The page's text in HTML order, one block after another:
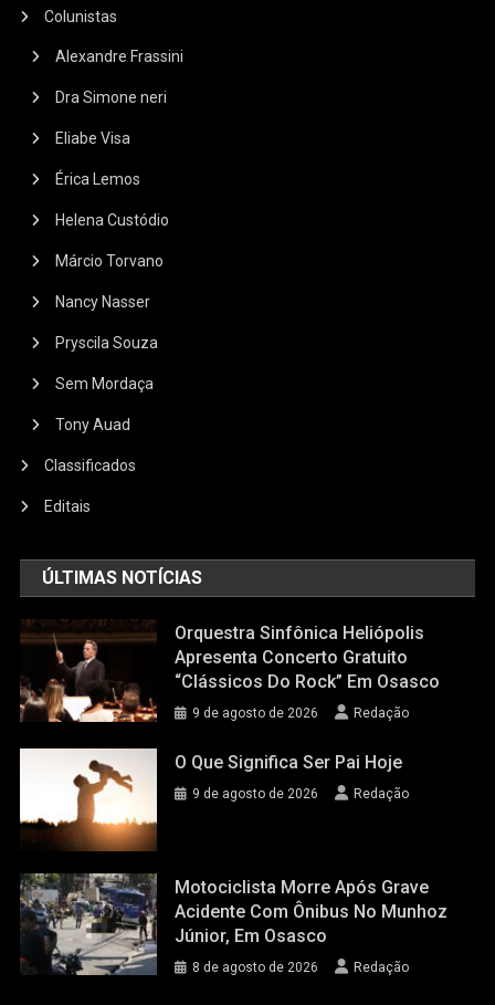
Colunistas
Alexandre Frassini
Dra Simone neri
Eliabe Visa
Érica Lemos
Helena Custódio
Márcio Torvano
Nancy Nasser
Pryscila Souza
Sem Mordaça
Tony Auad
Classificados
Editais
ÚLTIMAS NOTÍCIAS
Orquestra Sinfônica Heliópolis
Apresenta Concerto Gratuito
“Clássicos Do Rock” Em Osasco
9 de agosto de 2026 Redação
O Que Significa Ser Pai Hoje
9 de agosto de 2026 Redação
Motociclista Morre Após Grave
Acidente Com Ônibus No Munhoz
Júnior, Em Osasco
8 de agosto de 2026 Redação